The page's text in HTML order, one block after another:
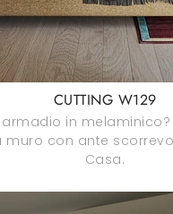
CUTTING W129
armadio in
muro con ante
Casa.